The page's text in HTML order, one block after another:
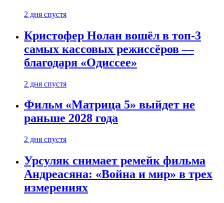
2 дня спустя
Кристофер Нолан вошёл в топ-3
самых кассовых режиссёров —
благодаря «Одиссее»
2 дня спустя
Фильм «Матрица 5» выйдет не
раньше 2028 года
2 дня спустя
Урсуляк снимает ремейк фильма
Андреасяна: «Война и мир» в трех
измерениях